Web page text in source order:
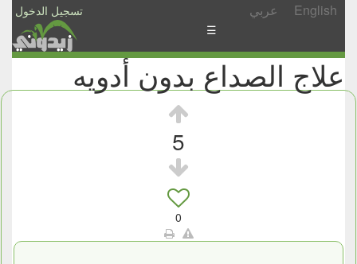
تسجيل الدخول عربي English
الأخبار
الأسئلة
☰
علاج الصداع بدون أدويه
5
0